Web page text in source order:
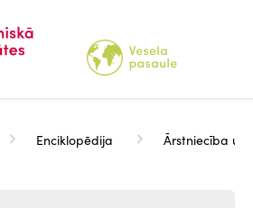
Enciklopēdija Ārstniecība un